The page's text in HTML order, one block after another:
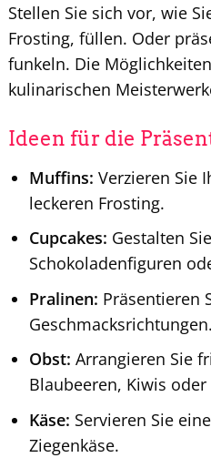
Stellen Sie sich vor, wie
Frosting, füllen. Oder
funkeln. Die
kulinarischen
Ideen für die
Muffins: Verzieren Sie
leckeren Frosting.
Cupcakes: Gestalten
Schokoladenfiguren
Pralinen: Präsentieren
Geschmacksrichtungen.
Obst: Arrangieren Sie
Blaubeeren, Kiwis
Käse: Servieren Sie
Ziegenkäse.